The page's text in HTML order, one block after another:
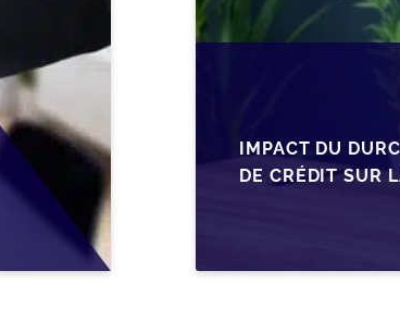
IMPACT DU
DE CRÉDIT SUR